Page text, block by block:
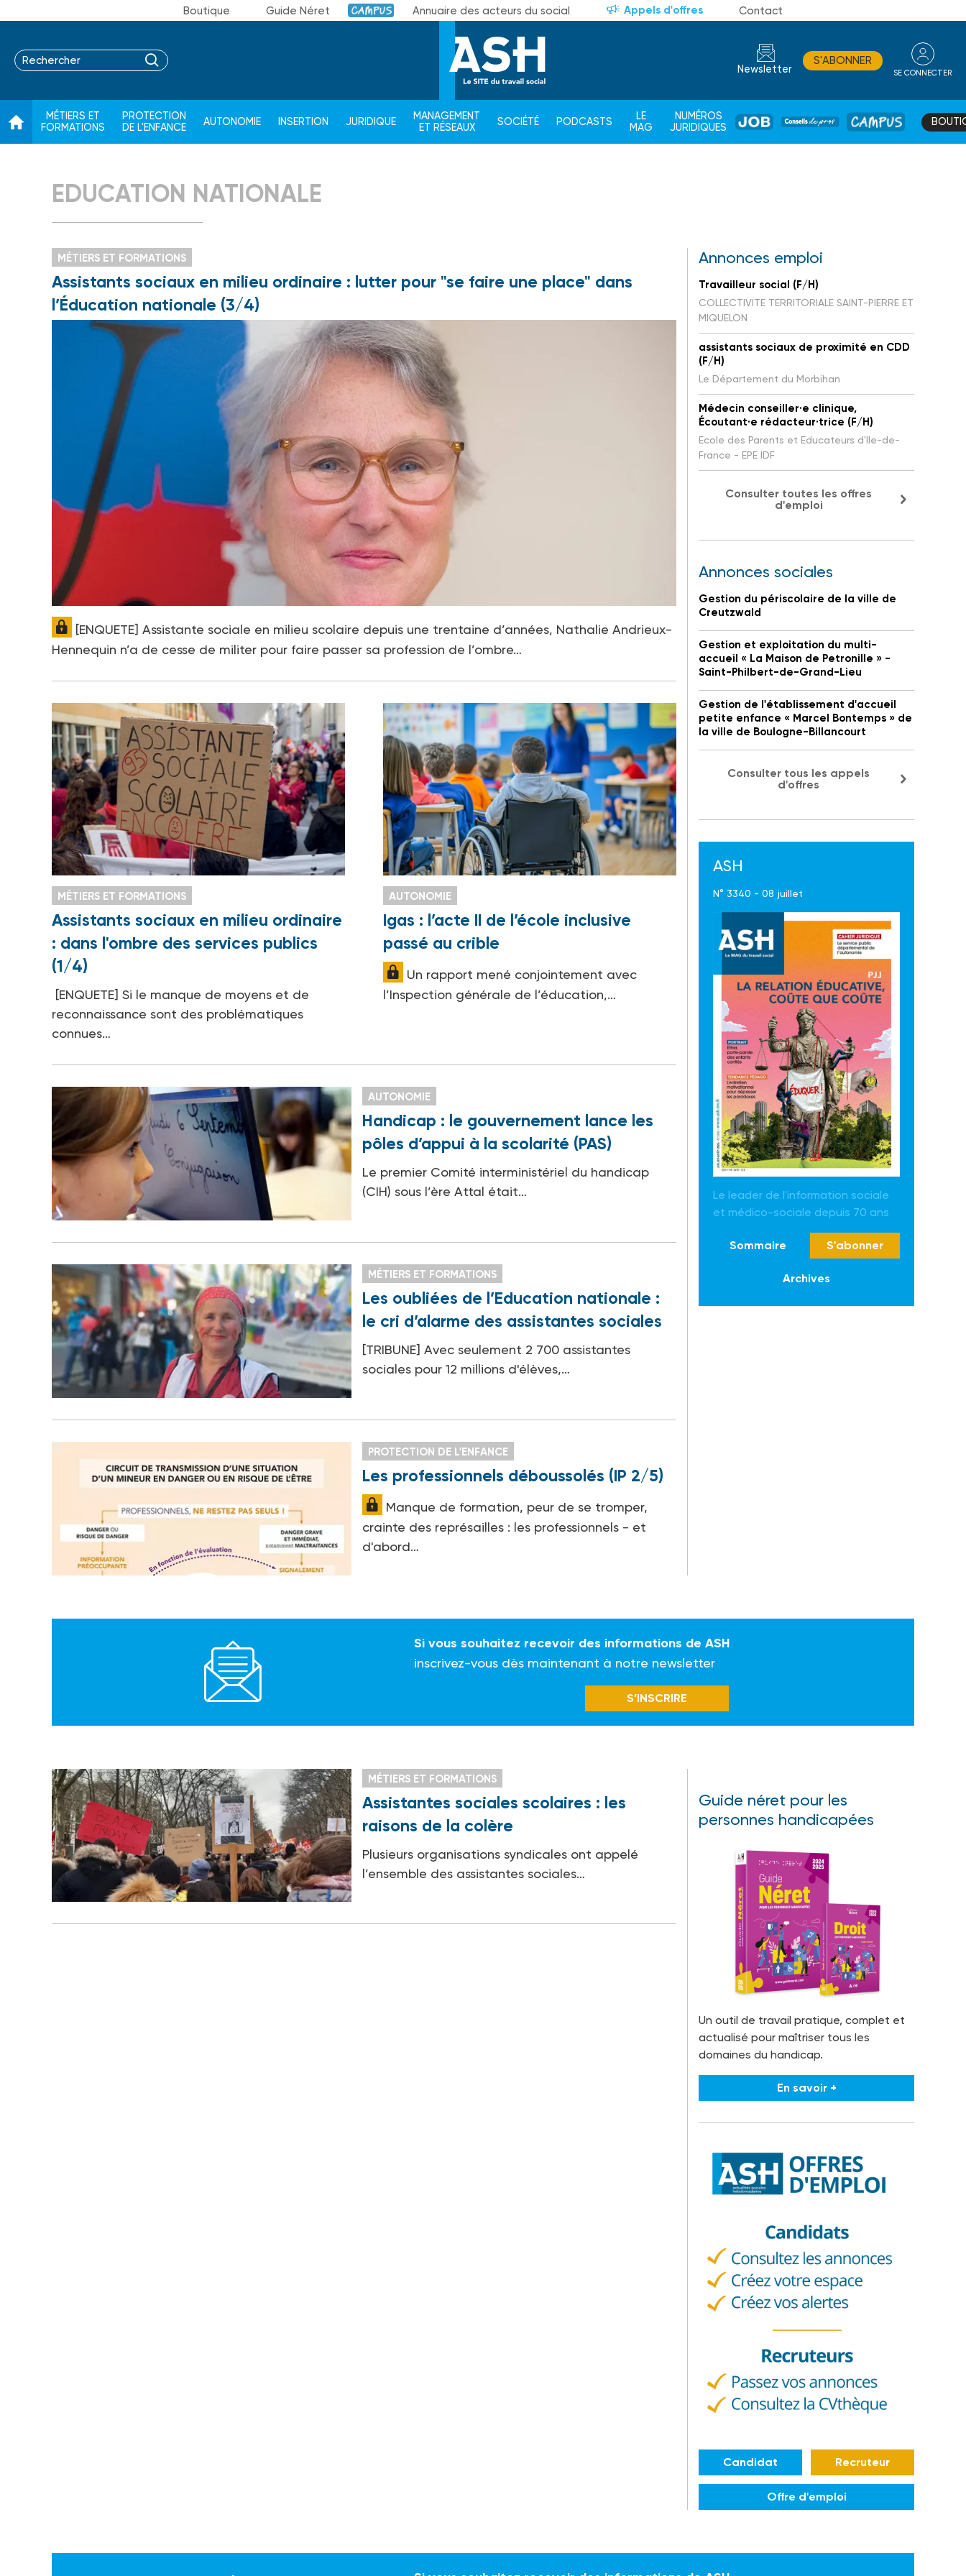
Boutique Guide Néret Campus Annuaire des acteurs du social Appels d'offres Contact
Newsletter
S'ABONNER
SE CONNECTER
MÉTIERS ET
FORMATIONS
PROTECTION
DE L'ENFANCE
AUTONOMIE INSERTION JURIDIQUE
MANAGEMENT
ET RÉSEAUX
SOCIÉTÉ PODCASTS
LE
MAG
NUMÉROS
JURIDIQUES
JOB
DE
CAMPUS
EDUCATION NATIONALE
MÉTIERS ET FORMATIONS
Assistants sociaux en milieu ordinaire : lutter pour "se faire une place" dans
l’Éducation nationale (3/4)
[ENQUETE] Assistante sociale en milieu scolaire depuis une trentaine d’années, Nathalie Andrieux-
Hennequin n’a de cesse de militer pour faire passer sa profession de l’ombre…
MÉTIERS ET FORMATIONS
Assistants sociaux en milieu ordinaire
: dans l'ombre des services publics
(1/4)
[ENQUETE] Si le manque de moyens et de
reconnaissance sont des problématiques
connues…
AUTONOMIE
Igas : l’acte II de l’école inclusive
passé au crible
Un rapport mené conjointement avec
l’Inspection générale de l’éducation,…
AUTONOMIE
Handicap : le gouvernement lance les
pôles d’appui à la scolarité (PAS)
Le premier Comité interministériel du handicap
(CIH) sous l’ère Attal était…
MÉTIERS ET FORMATIONS
Les oubliées de l’Education nationale :
le cri d’alarme des assistantes sociales
[TRIBUNE] Avec seulement 2 700 assistantes
sociales pour 12 millions d'élèves,…
PROTECTION DE L'ENFANCE
Les professionnels déboussolés (IP 2/5)
Manque de formation, peur de se tromper,
crainte des représailles : les professionnels - et
d'abord…
Annonces emploi
Travailleur social (F/H)
COLLECTIVITE TERRITORIALE SAINT-PIERRE ET
MIQUELON
assistants sociaux de proximité en CDD
(F/H)
Le Département du Morbihan
Médecin conseiller·e clinique,
Écoutant·e rédacteur·trice (F/H)
Ecole des Parents et Educateurs d'Ile-de-
France - EPE IDF
Consulter toutes les offres
d'emploi
Annonces sociales
Gestion du périscolaire de la ville de
Creutzwald
Gestion et exploitation du multi-
accueil « La Maison de Petronille » -
Saint-Philbert-de-Grand-Lieu
Gestion de l'établissement d'accueil
petite enfance « Marcel Bontemps » de
la ville de Boulogne-Billancourt
Consulter tous les appels
d'offres
ASH
N° 3340 - 08 juillet
Le leader de l'information sociale
et médico-sociale depuis 70 ans
Sommaire S'abonner
Archives
Si vous souhaitez recevoir des informations de ASH
inscrivez-vous dès maintenant à notre newsletter
S’INSCRIRE
MÉTIERS ET FORMATIONS
Assistantes sociales scolaires : les
raisons de la colère
Plusieurs organisations syndicales ont appelé
l’ensemble des assistantes sociales…
Guide néret pour les
personnes handicapées
Un outil de travail pratique, complet et
actualisé pour maîtriser tous les
domaines du handicap.
En savoir +
Candidat Recruteur
Offre d'emploi